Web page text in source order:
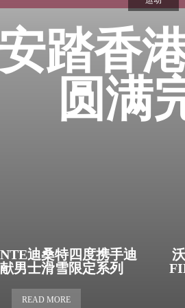
踏香
圆满
迪桑特四度携手迪
男士滑雪限定系列
READ MORE